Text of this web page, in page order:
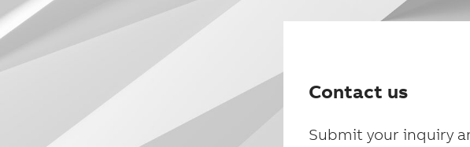
Contact us
Submit your inquiry